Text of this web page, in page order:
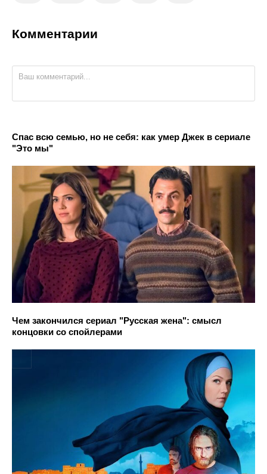
Комментарии
Спас всю семью, но не себя: как умер Джек в сериале
"Это мы"
Чем закончился сериал "Русская жена": смысл
концовки со спойлерами